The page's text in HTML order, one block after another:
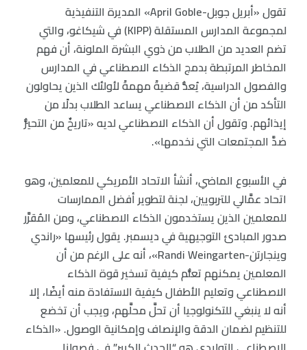
تقول «أبريل جوبل-April Goble» المديرة التنفيذية
لمجموعة المدارس المستقلة (KIPP) في شيكاغو، والتي
تضم العديد من الطلاب من ذوي البشرة الملونة، أن فهم
المخاطر المرتبطة بدمج الذكاء الاصطناعي في المدارس
والفصول الدراسية، يُعدُّ قضيةً مهمةً لأولئك الذين يحاولون
التأكد من أن الذكاء الاصطناعي يساعد الطلاب بدلًا من
إيذائهم. وتقول أن الذكاء الاصطناعي لديه «تاريخٌ من التحيُّز
ضدَّ المجتمعات التي نخدمها».
في الأسبوع الماضي، أنشأ الاتحاد الأمريكي للمعلمين، وهو
اتحاد عمَّالي للتربويين، لجنة لتطوير أفضل الممارسات
للمعلمين الذين يستخدمون الذكاء الاصطناعي، ومن المُقرَّر
صدور المبادئ التوجيهية في ديسمبر. يقول رئيسها «راندي
وينجارتن-Randi Weingarten»، أنه على الرغم من أن
المعلمين يمكنهم تعلُّم كيفية تسخير قوة الذكاء
الاصطناعي وتعليم الأطفال كيفية الاستفادة منه أيضًا، إلا
أنه لا ينبغي للتكنولوجيا أن تحلَّ محلَّهم، ويجب أن تخضع
للتنظيم لضمان الدقة والإنصاف وإمكانية الوصول. «الذكاء